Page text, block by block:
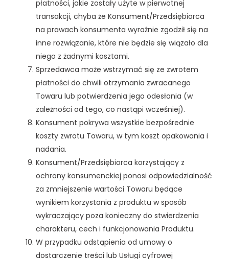
płatności, jakie zostały użyte w pierwotnej
transakcji, chyba że Konsument/Przedsiębiorca
na prawach konsumenta wyraźnie zgodził się na
inne rozwiązanie, które nie będzie się wiązało dla
niego z żadnymi kosztami.
Sprzedawca może wstrzymać się ze zwrotem
płatności do chwili otrzymania zwracanego
Towaru lub potwierdzenia jego odesłania (w
zależności od tego, co nastąpi wcześniej).
Konsument pokrywa wszystkie bezpośrednie
koszty zwrotu Towaru, w tym koszt opakowania i
nadania.
Konsument/Przedsiębiorca korzystający z
ochrony konsumenckiej ponosi odpowiedzialność
za zmniejszenie wartości Towaru będące
wynikiem korzystania z produktu w sposób
wykraczający poza konieczny do stwierdzenia
charakteru, cech i funkcjonowania Produktu.
W przypadku odstąpienia od umowy o
dostarczenie treści lub Usługi cyfrowej